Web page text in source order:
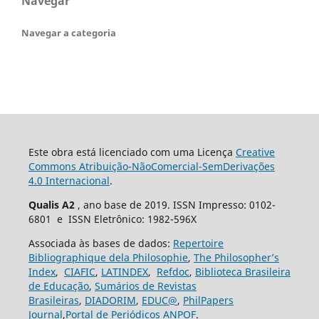
Navegar a categoria
Este obra está licenciado com uma Licença Creative
Commons Atribuição-NãoComercial-SemDerivações
4.0 Internacional.
Qualis A2 , ano base de 2019. ISSN Impresso: 0102-
6801 e ISSN Eletrônico: 1982-596X
Associada às bases de dados: Repertoire
Bibliographique dela Philosophie, The Philosopher’s
Index, CIAFIC, LATINDEX, Refdoc, Biblioteca Brasileira
de Educação, Sumários de Revistas
Brasileiras, DIADORIM, EDUC@, PhilPapers
Journal,Portal de Periódicos ANPOF.